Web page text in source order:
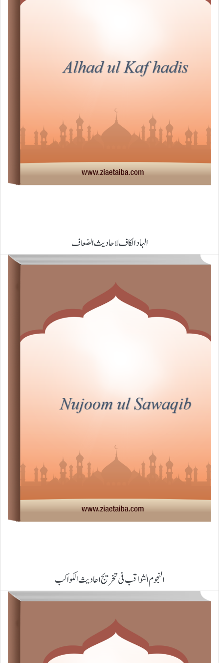
الہاد الکاف لاحادیث الضعاف
النجوم الثواقب فی تخریج احادیث الکواکب